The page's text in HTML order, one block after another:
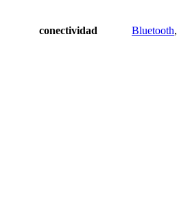
conectividad Bluetooth,